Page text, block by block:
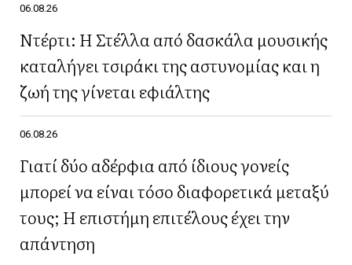
06.08.26
Ντέρτι: Η Στέλλα από δασκάλα μουσικής
καταλήγει τσιράκι της αστυνομίας και η
ζωή της γίνεται εφιάλτης
06.08.26
Γιατί δύο αδέρφια από ίδιους γονείς
μπορεί να είναι τόσο διαφορετικά μεταξύ
τους; Η επιστήμη επιτέλους έχει την
απάντηση